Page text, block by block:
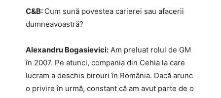
C&B: Cum sună povestea carierei sau afacerii
dumneavoastră?
Alexandru Bogasievici: Am preluat rolul de GM
în 2007. Pe atunci, compania din Cehia la care
lucram a deschis birouri în România. Dacă arunc
o privire în urmă, constant că am avut parte de o